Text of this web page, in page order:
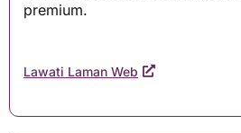
premium.
Lawati Laman Web